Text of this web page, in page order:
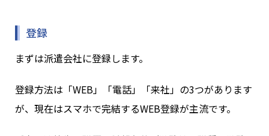
登録
まずは派遣会社に登録します。
登録方法は「WEB」「電話」「来社」の3つがあります
が、現在はスマホで完結するWEB登録が主流です。